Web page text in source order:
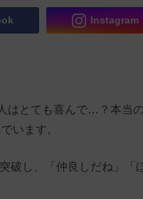
Instagram
はとても喜んで…？本当
います。
破し、「仲良しだね」「